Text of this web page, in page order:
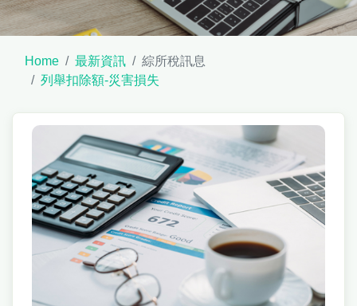
Home 最新資訊
綜所稅訊息
列舉扣除額-災害損失